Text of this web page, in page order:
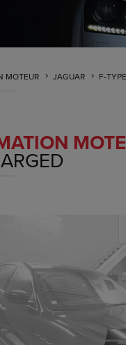
MOTEUR JAGUAR F-